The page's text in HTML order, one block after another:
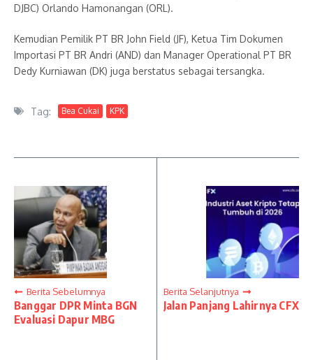
DJBC) Orlando Hamonangan (ORL).
Kemudian Pemilik PT BR John Field (JF), Ketua Tim Dokumen
Importasi PT BR Andri (AND) dan Manager Operational PT BR
Dedy Kurniawan (DK) juga berstatus sebagai tersangka.
Tag: Bea Cukai KPK
Berita Sebelumnya
Banggar DPR Minta BGN
Evaluasi Dapur MBG
Berita Selanjutnya
Jalan Panjang Lahirnya CFX